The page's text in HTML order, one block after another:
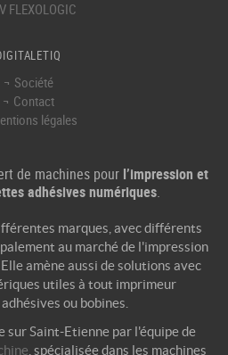
FLEXOLOGIC
Société
Contact
légales
de machines pour l’impression et
adhésives numériques.
marques, avec différents
au marché de l'impression
amène aussi de solutions avec
utiles à tout imprimeur
ou bobines.
sur Saint-Etienne par l'équipe de
, spécialisée dans les machines